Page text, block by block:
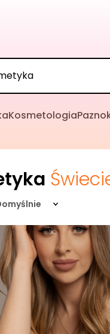
Kosmetologia